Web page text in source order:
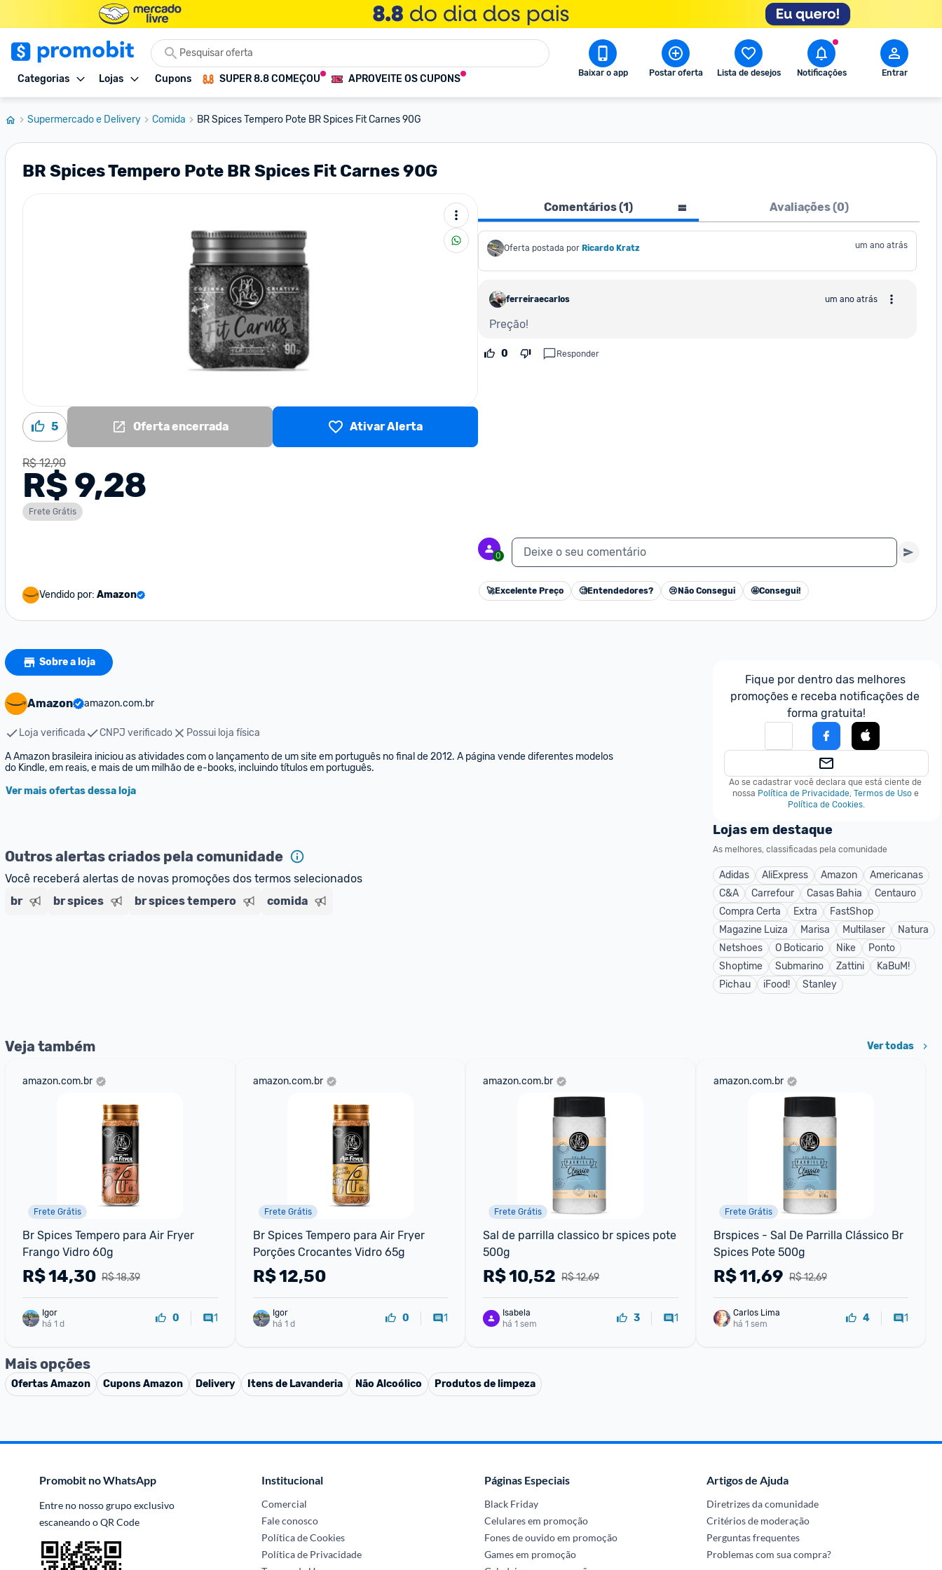
Categorias Lojas Cupons SUPER 8.8 COMEÇOU APROVEITE OS CUPONS Baixar o app Postar oferta Lista de desejos Notificações Entrar
Supermercado e Delivery Comida BR Spices Tempero Pote BR Spices Fit Carnes 90G
BR Spices Tempero Pote BR Spices Fit Carnes 90G
5 Oferta encerrada Ativar Alerta
R$ 12,90
R$ 9,28
Frete Grátis
Vendido por: Amazon
Comentários (1) Avaliações (0)
Oferta postada por Ricardo Kratz um ano atrás
ferreiraecarlos um ano atrás
Preção!
0 Responder
0 Deixe o seu comentário
🚀Excelente Preço 🧐Entendedores? 😢 Não Consegui 🤩Consegui!
Sobre a loja
Amazon amazon.com.br
Loja verificada CNPJ verificado
Possui loja física
A Amazon brasileira iniciou as atividades com o lançamento de um site em português no final de 2012. A página vende diferentes modelos
do Kindle, em reais, e mais de um milhão de e-books, incluindo títulos em português.
Ver mais ofertas dessa loja
Outros alertas criados pela comunidade
Você receberá alertas de novas promoções dos termos selecionados
br
br spices br spices tempero comida
Fique por dentro das melhores
promoções e receba notificações de
forma gratuita!
Ao se cadastrar você declara que está ciente de
nossa Política de Privacidade, Termos de Uso e
Política de Cookies.
Lojas em destaque
As melhores, classificadas pela comunidade
Adidas AliExpress Amazon
Americanas
C&A
Carrefour Casas Bahia
Centauro
Compra Certa
Extra
FastShop
Magazine Luiza
Marisa Multilaser
Natura
Netshoes
O Boticario Nike
Ponto
Shoptime
Submarino Zattini
KaBuM!
Pichau
iFood! Stanley
Veja também Ver todas
amazon.com.br
Frete Grátis
Br Spices Tempero para Air Fryer
Frango Vidro 60g
R$ 18,39
R$14,30
Igor
há 1 d
0 1
amazon.com.br
Frete Grátis
Br Spices Tempero para Air Fryer
Porções Crocantes Vidro 65g
R$12,50
Igor
há 1 d
0 1
amazon.com.br
Frete Grátis
Sal de parrilla classico br spices pote
500g
R$ 12,69
R$10,52
Isabela
há 1 sem
3 1
amazon.com.br
Frete Grátis
Brspices - Sal De Parrilla Clássico Br
Spices Pote 500g
R$ 12,69
R$11,69
Carlos Lima
há 1 sem
4 1
Mais opções
OfertasAmazon CuponsAmazon Delivery Itens de Lavanderia Não Alcoólico Produtos de limpeza
Promobit no WhatsApp
Entre no nosso grupo exclusivo
escaneando o QR Code
Institucional
Comercial
Fale conosco
Política de Cookies
Política de Privacidade
Páginas Especiais
Black Friday
Celulares em promoção
Fones de ouvido em promoção
Games em promoção
Artigos de Ajuda
Diretrizes da comunidade
Critérios de moderação
Perguntas frequentes
Problemas com sua compra?